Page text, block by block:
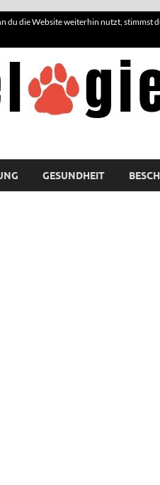
GESUNDHEIT
du die Website weiterhin nutzt, stimmst